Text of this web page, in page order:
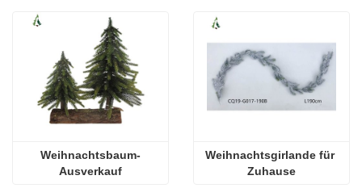
Weihnachtsbaum-
Ausverkauf
Weihnachtsgirlande für
Zuhause